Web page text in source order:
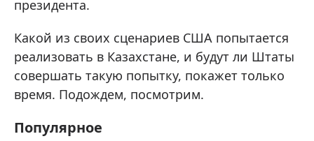
президента.
Какой из своих сценариев США попытается
реализовать в Казахстане, и будут ли Штаты
совершать такую попытку, покажет только
время. Подождем, посмотрим.
Популярное